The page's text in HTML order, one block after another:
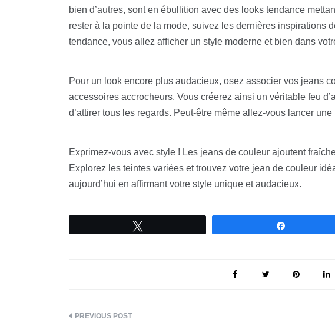
bien d’autres, sont en ébullition avec des looks tendance
rester à la pointe de la mode, suivez les dernières inspirations
tendance, vous allez afficher un style moderne et bien dans
Pour un look encore plus audacieux, osez associer vos jeans
accessoires accrocheurs. Vous créerez ainsi un véritable feu
d’attirer tous les regards. Peut-être même allez-vous lancer
Exprimez-vous avec style ! Les jeans de couleur ajoutent
Explorez les teintes variées et trouvez votre jean de couleur
aujourd’hui en affirmant votre style unique et audacieux.